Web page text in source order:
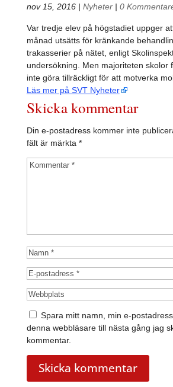
nov 15, 2016| Nyheter| 0
Var tredje elev på högstadiet uppger
månad utsätts för kränkande
trakasserier på nätet, enligt
undersökning. Men majoriteten skolor
inte göra tillräckligt för att motverka
Läs mer på SVT Nyheter
Skicka kommentar
Din e-postadress kommer inte
fält är märkta *
Spara mitt namn, min e-
denna webbläsare till nästa gång jag
kommentar.